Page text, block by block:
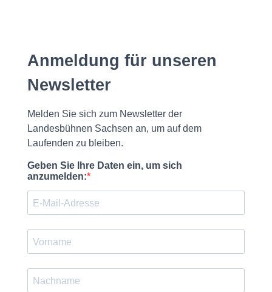
Anmeldung für unseren
Newsletter
Melden Sie sich zum Newsletter der
Landesbühnen Sachsen an, um auf dem
Laufenden zu bleiben.
Geben Sie Ihre Daten ein, um sich
anzumelden: